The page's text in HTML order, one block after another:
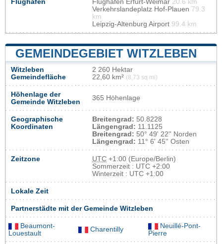
Flughafen Flughafen Erfurt-Weimar 20.6 km
Verkehrslandeplatz Hof-Plauen 79.3
km
Leipzig-Altenburg Airport 99.4 km
GEMEINDEGEBIET WITZLEBEN
Witzleben
Gemeindefläche
2 260 Hektar
22,60 km² (8,73 sq mi)
Höhenlage der
Gemeinde Witzleben
365 Höhenlage
Geographische
Koordinaten
Breitengrad: 50.8228
Längengrad: 11.1125
Breitengrad: 50° 49' 22'' Norden
Längengrad: 11° 6' 45'' Osten
Zeitzone UTC +1:00 (Europe/Berlin)
Sommerzeit : UTC +2:00
Winterzeit : UTC +1:00
Lokale Zeit
Partnerstädte mit der Gemeinde Witzleben
Beaumont-
Louestault
Charentilly
Neuillé-Pont-
Pierre